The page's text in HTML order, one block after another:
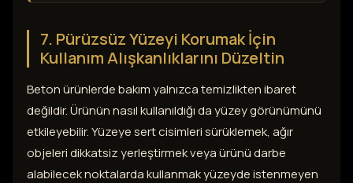
7. Pürüzsüz Yüzeyi Korumak İçin
Kullanım Alışkanlıklarını Düzeltin
Beton ürünlerde bakım yalnızca temizlikten ibaret
değildir. Ürünün nasıl kullanıldığı da yüzey görünümünü
etkileyebilir. Yüzeye sert cisimleri sürüklemek, ağır
objeleri dikkatsiz yerleştirmek veya ürünü darbe
alabilecek noktalarda kullanmak yüzeyde istenmeyen